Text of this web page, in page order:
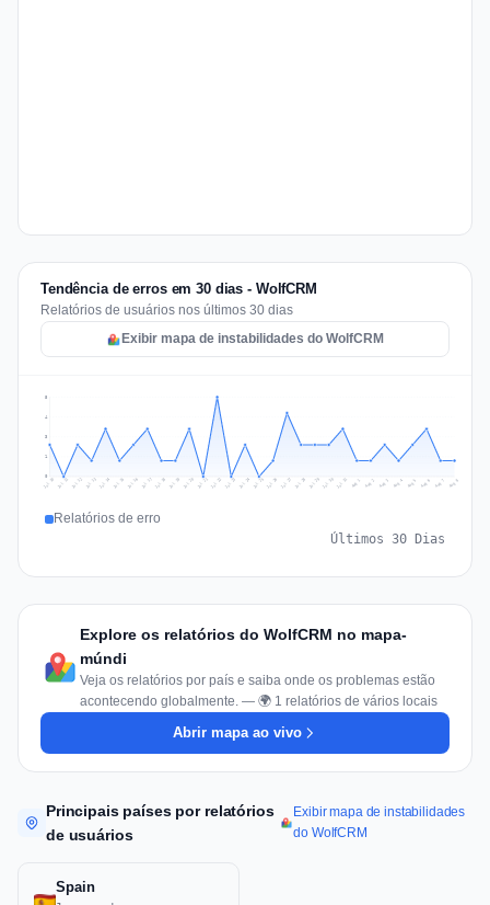
Tendência de erros em 30 dias - WolfCRM
Relatórios de usuários nos últimos 30 dias
Exibir mapa de instabilidades do WolfCRM
1
3
4
5
Jul 10 Jul 11 Jul 12 Jul 13 Jul 14 Jul 15 Jul 16 Jul 17 Jul 18 Jul 19 Jul 20 Jul 21 Jul 22 Jul 23 Jul 24 Jul 25 Jul 26 Jul 27 Jul 28 Jul 29 Jul 30 Jul 31 Aug 1 Aug 2 Aug 3 Aug 4 Aug 5 Aug 6 Aug 7 Aug 8
Relatórios de erro
Últimos 30 Dias
Explore os relatórios do WolfCRM no mapa-
múndi
Veja os relatórios por país e saiba onde os problemas estão
acontecendo globalmente. — 🌍 1 relatórios de vários locais
Abrir mapa ao vivo
Principais países por relatórios
de usuários
Exibir mapa de instabilidades
do WolfCRM
Spain